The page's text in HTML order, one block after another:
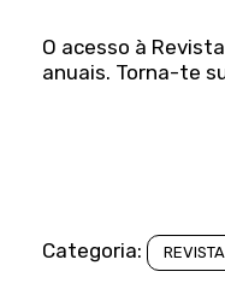
O acesso à
anuais. Torna-te
Categoria: REVISTA